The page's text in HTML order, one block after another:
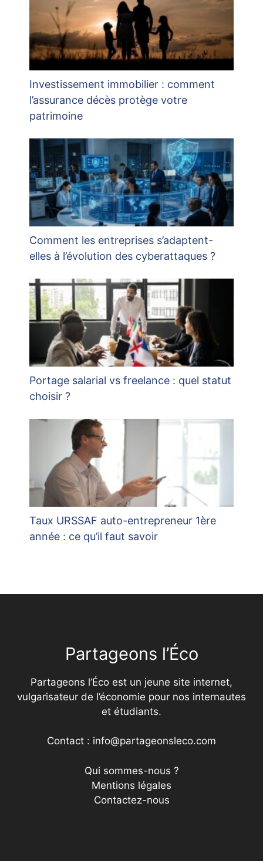
Investissement immobilier : comment
l’assurance décès protège votre
patrimoine
Comment les entreprises s’adaptent-
elles à l’évolution des cyberattaques ?
Portage salarial vs freelance : quel statut
choisir ?
Taux URSSAF auto-entrepreneur 1ère
année : ce qu’il faut savoir
Partageons l’Éco
Partageons l’Éco est un jeune site internet,
vulgarisateur de l’économie pour nos internautes
et étudiants.
Contact : info@partageonsleco.com
Qui sommes-nous ?
Mentions légales
Contactez-nous